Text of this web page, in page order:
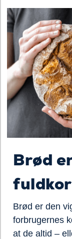
Brød
Brød er den
forbrugernes
at de altid –